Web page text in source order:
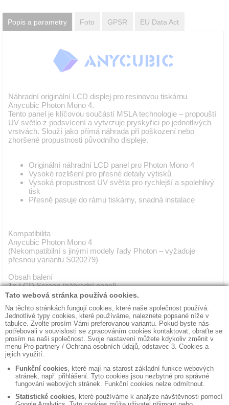
Popis a parametry Foto GPSR EU Data Act
Náhradní originální LCD displej pro resinovou tiskárnu
Anycubic Photon Mono 4.
Tento panel je klíčovou součástí MSLA technologie – propouští
UV světlo z podsvícení a vytvrzuje pryskyřici po jednotlivých
vrstvách. Slouží jako přímá náhrada při poškození nebo
zhoršené propustnosti původního displeje.
Originální náhradní LCD panel pro Photon Mono 4
Vysoké rozlišení pro přesné detaily výtisků
Vysoká propustnost UV světla pro rychlejší a spolehlivý
tisk
Přesně pasuje do rámu tiskárny, snadná instalace
Kompatibilita
Anycubic Photon Mono 4
(Nekompatibilní s jinými modely řady Photon – vyžaduje
přesnou variantu S020279)
Obsah balení
1× LCD Screen (náhradní panel)
1× Ochranná fólie / krycí vrstva (v závislosti na balení)
◼ Kontakty
◼ Obchodní podmínky
◼ Fakturační údaje